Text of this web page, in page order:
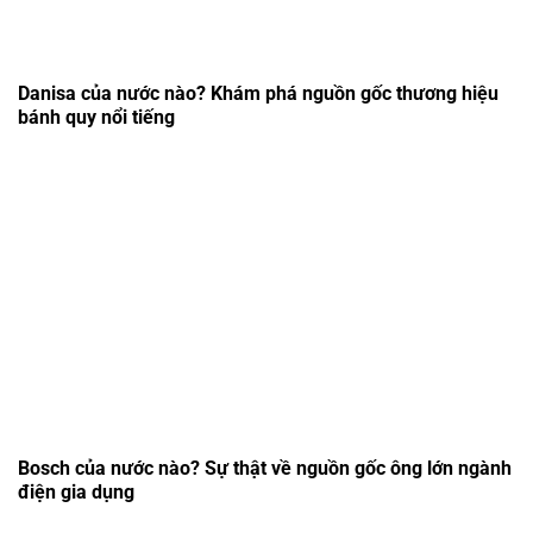
Danisa của nước nào? Khám phá nguồn gốc thương hiệu
bánh quy nổi tiếng
Bosch của nước nào? Sự thật về nguồn gốc ông lớn ngành
điện gia dụng